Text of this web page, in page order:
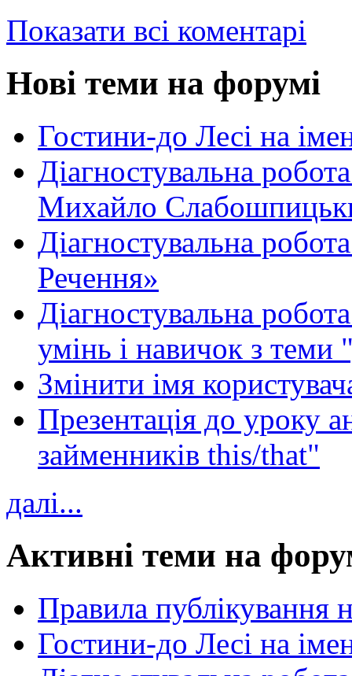
Показати всі коментарі
Нові теми на форумі
Гостини-до Лесі на
Діагностувальна
Михайло
Діагностувальна
Речення»
Діагностувальна
умінь і навичок з теми
Змінити імя
Презентація до уроку
займенників this/that"
далі...
Активні теми на
Правила публікування
Гостини-до Лесі на